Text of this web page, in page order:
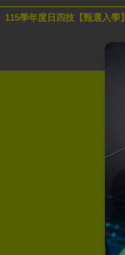
115學年度日四技【甄選入學】